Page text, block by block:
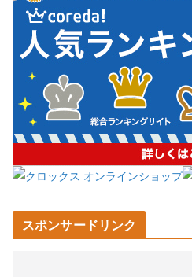
スポンサードリンク